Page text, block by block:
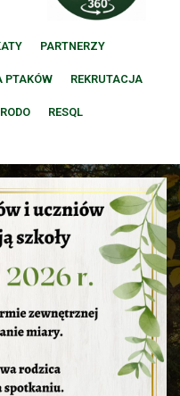
PARTNERZY
PTAKÓW REKRUTACJA
RODO RESQL